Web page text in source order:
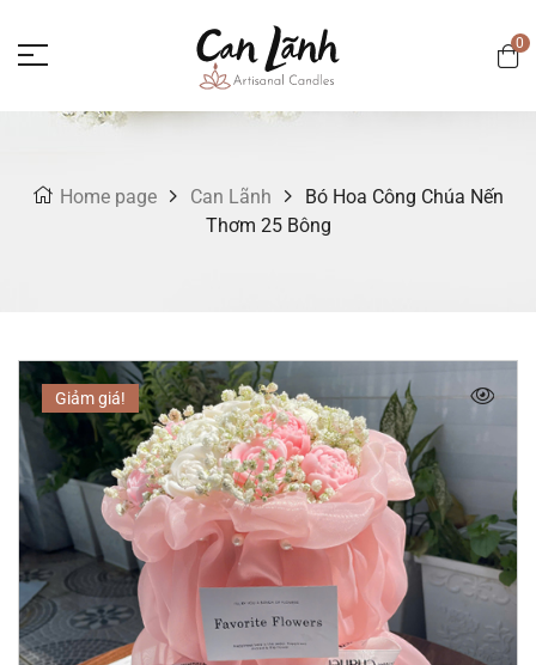
0
Home page Can Lãnh
Bó Hoa Công Chúa Nến
Thơm 25 Bông
Giảm giá!